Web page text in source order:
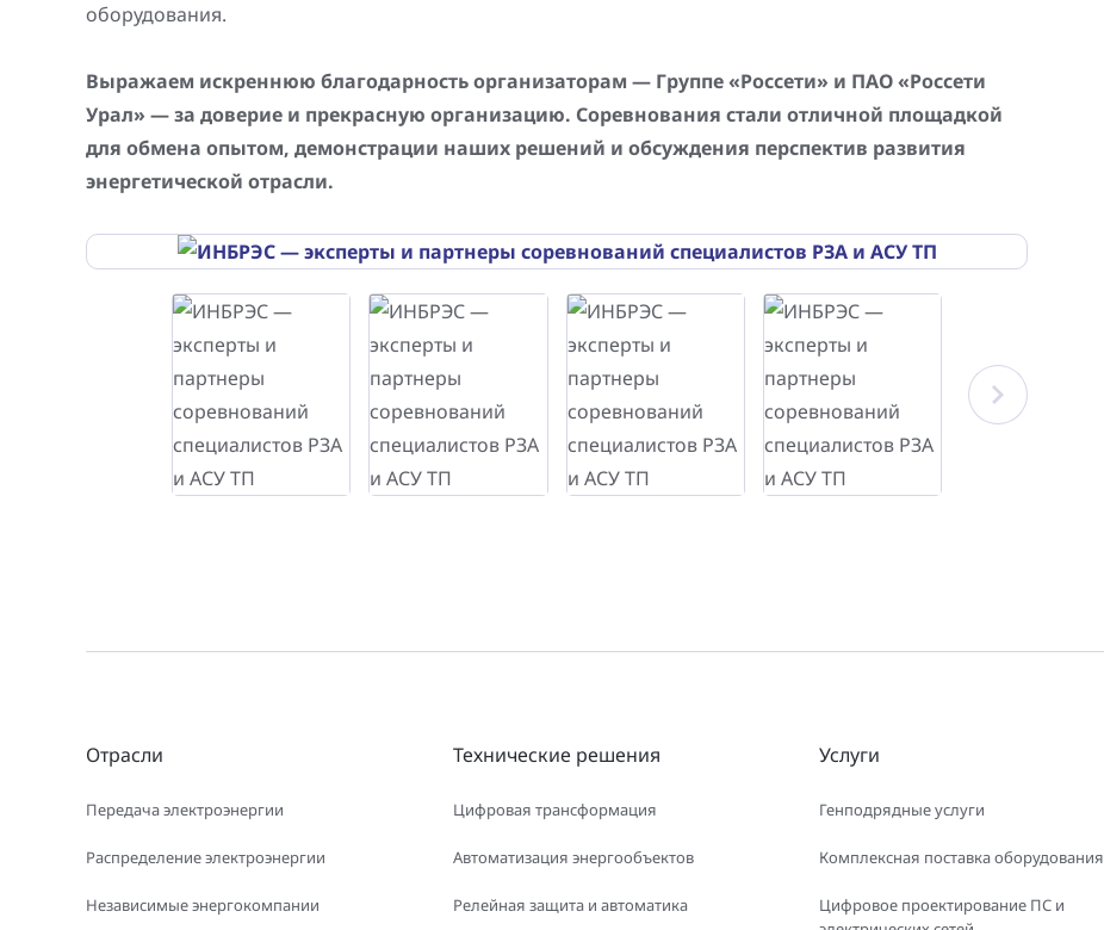
оборудования.
Выражаем искреннюю благодарность организаторам — Группе «Россети» и ПАО «Россети
Урал» — за доверие и прекрасную организацию. Соревнования стали отличной площадкой
для обмена опытом, демонстрации наших решений и обсуждения перспектив развития
энергетической отрасли.
Отрасли
Передача электроэнергии
Распределение электроэнергии
Независимые энергокомпании
Технические решения
Цифровая трансформация
Автоматизация энергообъектов
Релейная защита и автоматика
Услуги
Генподрядные услуги
Комплексная поставка оборудования
Цифровое проектирование ПС и